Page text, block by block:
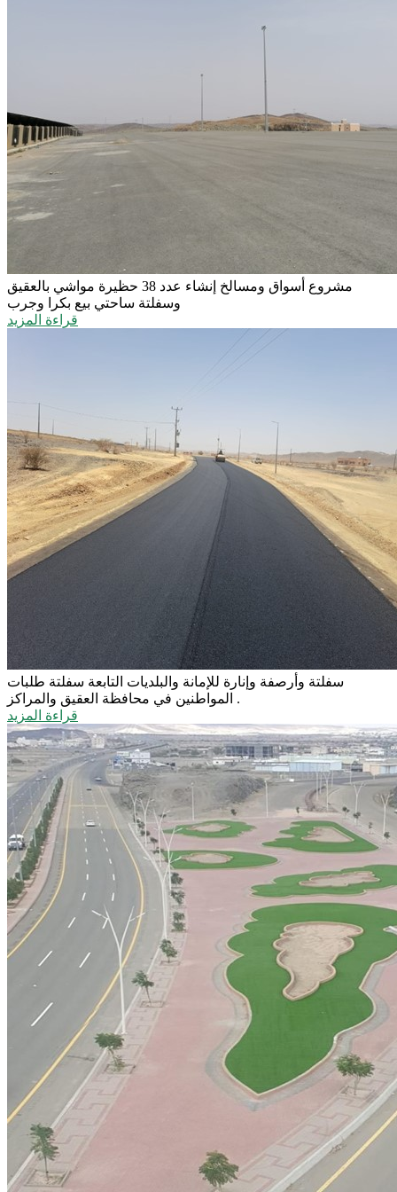
مشروع أسواق ومسالخ
إنشاء عدد 38 حظيرة مواشي بالعقيق
وسفلتة ساحتي بيع بكرا وجرب
قراءة المزيد
سفلتة وأرصفة وإنارة للإمانة والبلديات التابعة سفلتة طلبات
المواطنين في محافظة العقيق والمراكز .
قراءة المزيد